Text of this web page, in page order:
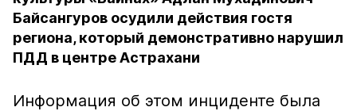
Байсангуров осудили действия гостя
региона, который демонстративно нарушил
ПДД в центре Астрахани
Информация об этом инциденте была